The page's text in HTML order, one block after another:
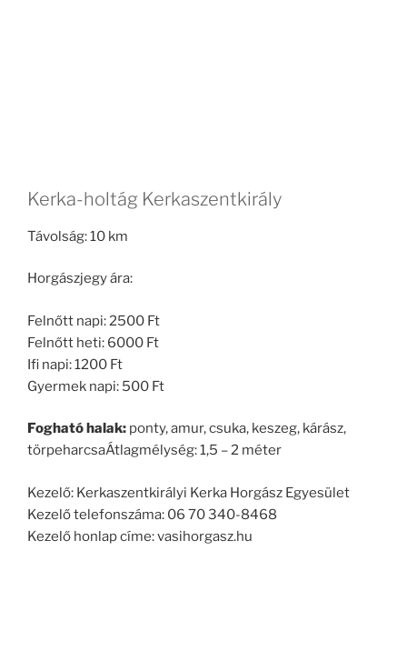
Kerka-holtág Kerkaszentkirály
Távolság: 10 km
Horgászjegy ára:
Felnőtt napi: 2500 Ft
Felnőtt heti: 6000 Ft
Ifi napi: 1200 Ft
Gyermek napi: 500 Ft
Fogható halak: ponty, amur, csuka, keszeg, kárász,
törpeharcsaÁtlagmélység: 1,5 – 2 méter
Kezelő: Kerkaszentkirályi Kerka Horgász Egyesület
Kezelő telefonszáma: 06 70 340-8468
Kezelő honlap címe: vasihorgasz.hu